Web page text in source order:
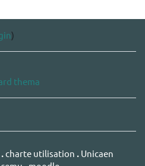
)
thema
.charte utilisation . Unicaen